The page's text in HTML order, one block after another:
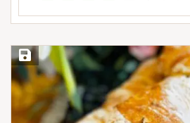
Save Recipe